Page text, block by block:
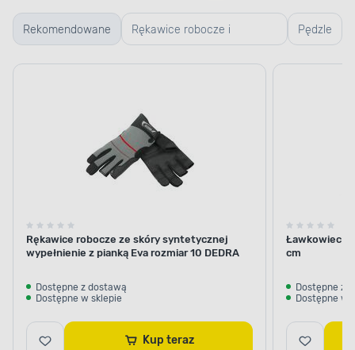
Rekomendowane Rękawice robocze i
ogrodowe
Pędzle
Rękawice robocze ze skóry syntetycznej
wypełnienie z pianką Eva rozmiar 10 DEDRA
Dostępne z dostawą
Dostępne w sklepie
Kup teraz
Ławkowiec
cm
Dostępne z
Dostępne w